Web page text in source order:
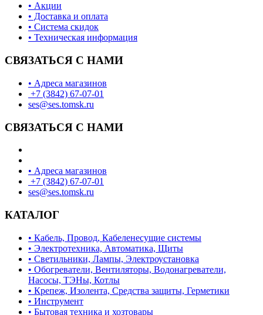
• Акции
• Доставка и оплата
• Система скидок
• Техническая информация
СВЯЗАТЬСЯ С НАМИ
• Адреса магазинов
+7 (3842) 67-07-01
ses@ses.tomsk.ru
СВЯЗАТЬСЯ С НАМИ
• Адреса магазинов
+7 (3842) 67-07-01
ses@ses.tomsk.ru
КАТАЛОГ
• Кабель, Провод, Кабеленесущие системы
• Электротехника, Автоматика, Щиты
• Светильники, Лампы, Электроустановка
• Обогреватели, Вентиляторы, Водонагреватели,
Насосы, ТЭНы, Котлы
• Крепеж, Изолента, Средства защиты, Герметики
• Инструмент
• Бытовая техника и хозтовары